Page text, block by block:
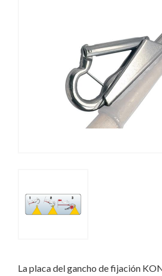
La placa del gancho de fijación